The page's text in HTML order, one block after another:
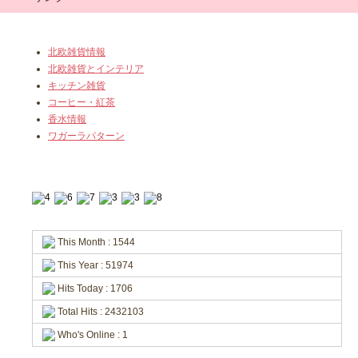
北欧雑貨情報
北欧雑貨とインテリア
キッチン雑貨
コーヒー・紅茶
香水情報
ワガーラパターン
This Month : 1544
This Year : 51974
Hits Today : 1706
Total Hits : 2432103
Who's Online : 1